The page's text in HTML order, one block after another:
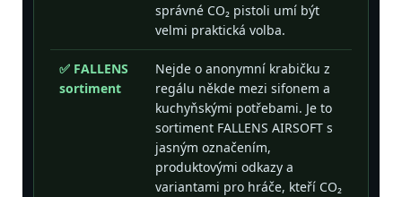
správné CO₂ pistoli umí být
velmi praktická volba.
✅ FALLENS
sortiment
Nejde o anonymní krabičku z
regálu někde mezi sifonem a
kuchyňskými potřebami. Je to
sortiment FALLENS AIRSOFT s
jasným označením,
produktovými odkazy a
variantami pro hráče, kteří CO₂